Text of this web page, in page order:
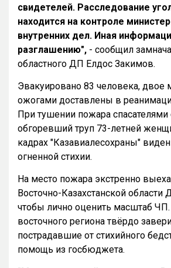
свидетелей. Расследование
находится на контроле
внутренних дел. Иная
разглашению", - сообщил
областного ДП Елдос Закимов.
Эвакуировано 83 человека, двое
ожогами доставлены в
При тушении пожара
обгоревший труп 73-летней
кадрах "Казавиалесохраны"
огненной стихии.
На место пожара экстренно
Восточно-Казахстанской области
чтобы лично оценить масштаб ЧП.
восточного региона твёрдо
пострадавшие от стихийного
помощь из госбюджета.